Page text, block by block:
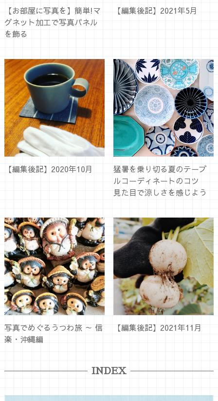
【お部屋に写真を】簡単!マ
グネット加工で写真パネル
を飾る
【編集後記】2021年5月
【編集後記】2020年10月
猛暑を乗り切る夏のテーブ
ルコーディネートのコツ
見た目で涼しさを感じよう
写真でめぐるうつわ旅 ～ 信
楽・沖縄編
【編集後記】2021年11月
INDEX